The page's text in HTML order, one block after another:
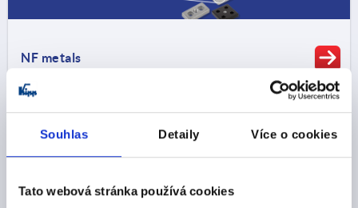
Souhlas Detaily Více o cookies
Tato webová stránka používá cookies
NF metals